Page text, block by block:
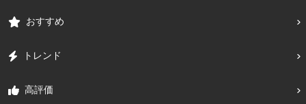
おすすめ
トレンド
高評価